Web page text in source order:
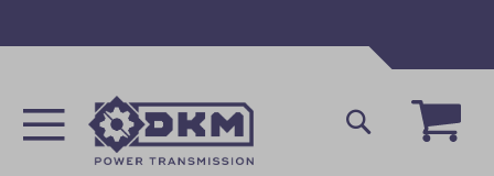
Mój
Szukaj